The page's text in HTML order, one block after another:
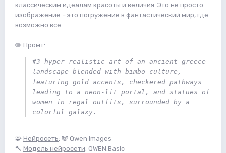
классическим идеалам красоты и величия. Это не просто
изображение – это погружение в фантастический мир, где
возможно все
✏️ Промт:
#3 hyper-realistic art of an ancient greece
landscape blended with bimbo culture,
featuring gold accents, checkered pathways
leading to a neon-lit portal, and statues of
women in regal outfits, surrounded by a
colorful galaxy.
🧩 Нейросеть: 🐼 Qwen Images
🔨 Модель нейросети: QWEN.Basic